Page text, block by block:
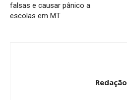
falsas e causar pânico a
escolas em MT
Redação